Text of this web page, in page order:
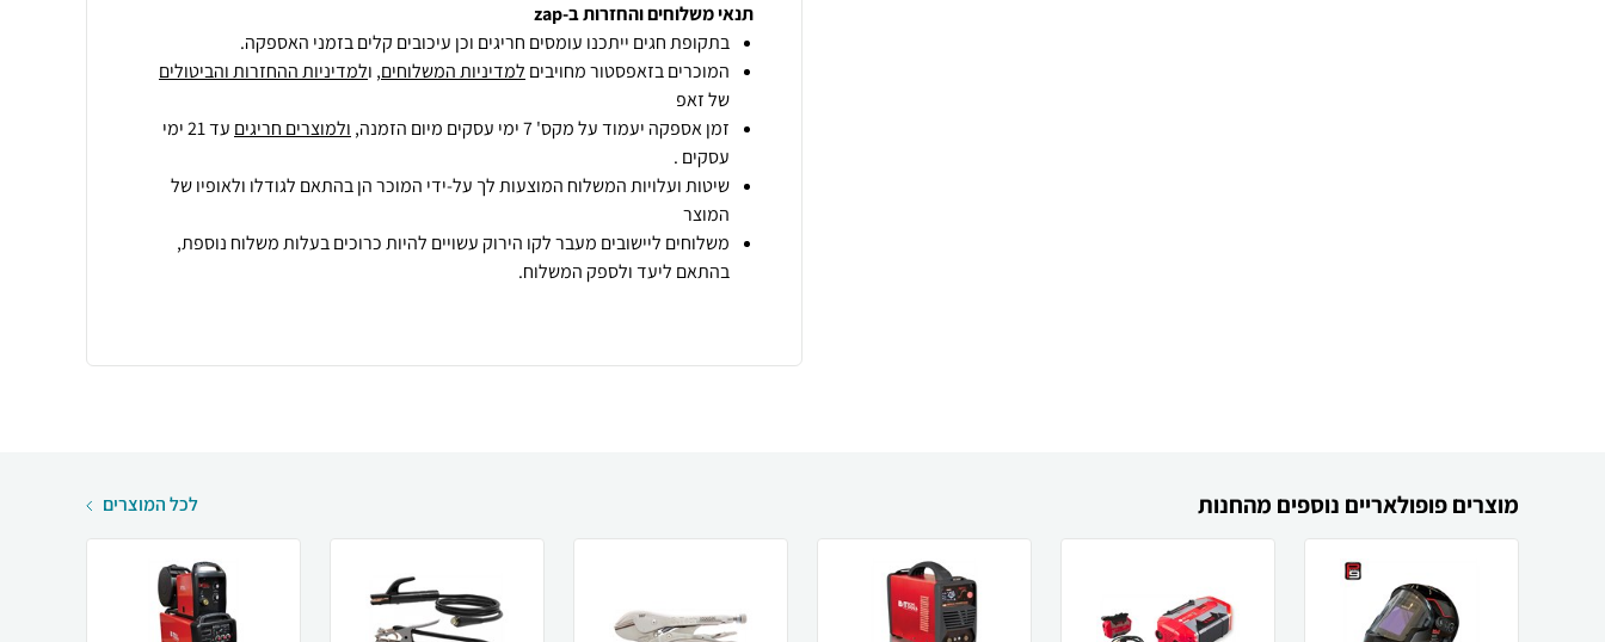
תנאי משלוחים והחזרות ב-zap
בתקופת חגים ייתכנו עומסים חריגים וכן עיכובים קלים בזמני האספקה.
המוכרים בזאפסטור מחויבים למדיניות המשלוחים, ולמדיניות ההחזרות והביטולים
של זאפ
זמן אספקה יעמוד על מקס' 7 ימי עסקים מיום הזמנה,
ולמוצרים חריגים
עד 21 ימי
עסקים .
שיטות ועלויות המשלוח המוצעות לך על-ידי המוכר הן בהתאם לגודלו ולאופיו של
המוצר
משלוחים ליישובים מעבר לקו הירוק עשויים להיות כרוכים בעלות משלוח נוספת,
בהתאם ליעד ולספק המשלוח.
מוצרים פופולאריים נוספים מהחנות לכל המוצרים